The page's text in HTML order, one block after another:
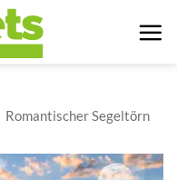
Romantischer Segeltörn